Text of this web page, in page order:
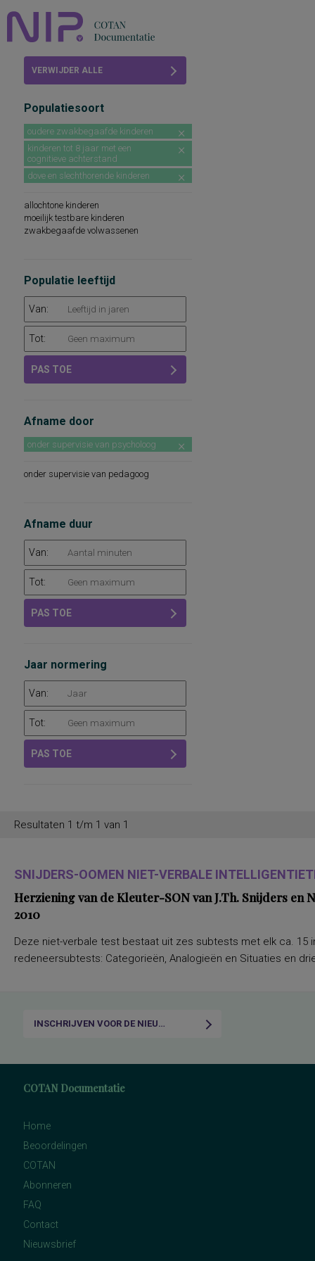
Abonneren
FAQ
VERWIJDER ALLE
Populatiesoort
oudere zwakbegaafde kinderen
kinderen tot 8 jaar met een
cognitieve achterstand
dove en slechthorende kinderen
allochtone kinderen
moeilijk testbare kinderen
zwakbegaafde volwassenen
Populatie leeftijd
Van:
Tot:
PAS TOE
Afname door
onder supervisie van psycholoog
onder supervisie van pedagoog
Afname duur
Van:
Tot:
PAS TOE
Jaar normering
Van:
Tot:
PAS TOE
Resultaten 1 t/m 1 van 1
SNIJDERS-OOMEN NIET-VERBALE
Herziening van de Kleuter-SON van J.Th. Snijders en
2010
Deze niet-verbale test bestaat uit zes subtests met elk ca. 15
redeneersubtests: Categorieën, Analogieën en Situaties en
INSCHRIJVEN VOOR DE NIEUWSBRIEF
COTAN Documentatie
Home
Beoordelingen
COTAN
Abonneren
FAQ
Contact
Nieuwsbrief